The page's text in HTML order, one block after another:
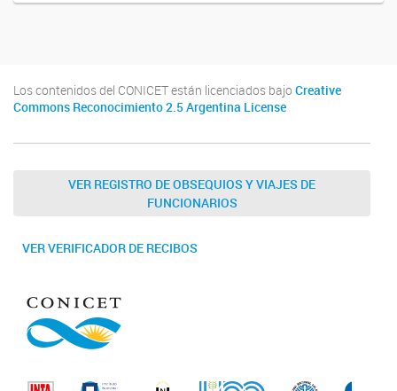
Los contenidos del CONICET están licenciados bajo Creative
Commons Reconocimiento 2.5 Argentina License
VER REGISTRO DE OBSEQUIOS Y VIAJES DE
FUNCIONARIOS
VER VERIFICADOR DE RECIBOS